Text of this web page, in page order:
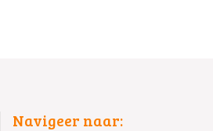
Navigeer naar: